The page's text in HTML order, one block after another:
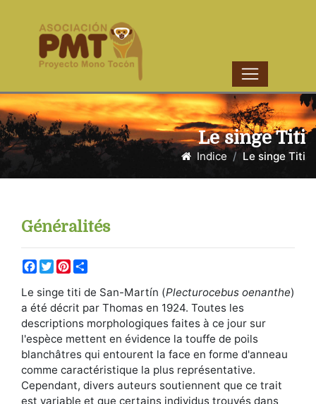
Le singe Titi
Indice Le singe Titi
Généralités
Facebook
TwitterPinterest
Le singe titi de San-Martín (Plecturocebus oenanthe)
a été décrit par Thomas en 1924. Toutes les
descriptions morphologiques faites à ce jour sur
l'espèce mettent en évidence la touffe de poils
blanchâtres qui entourent la face en forme d'anneau
comme caractéristique la plus représentative.
Cependant, divers auteurs soutiennent que ce trait
est variable et que certains individus trouvés dans